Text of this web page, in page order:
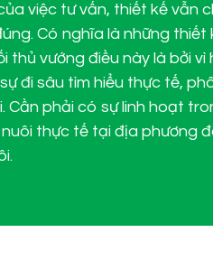
việc tư vấn, thiết kế vẫn
Có nghĩa là những
vướng điều này là bởi
đi sâu tìm hiểu thực tế,
Cần phải có sự linh hoạt
thực tế tại địa phương